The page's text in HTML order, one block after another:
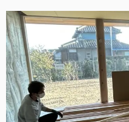
- コンセプトハウス事
業
- 家・不動産の利活用
- ギャラリー&工房